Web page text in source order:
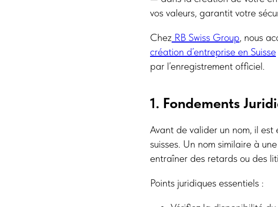
vos valeurs, garantit votre
Chez RB Swiss Group, nous
création d’entreprise en Suisse
par l’enregistrement officiel.
1. Fondements
Avant de valider un nom, il est
suisses. Un nom similaire à
entraîner des retards ou des
Points juridiques essentiels :